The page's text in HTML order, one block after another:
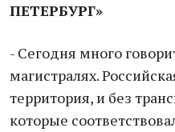
ПЕТЕРБУРГ»
- Сегодня много
магистралях.
территория, и без
которые